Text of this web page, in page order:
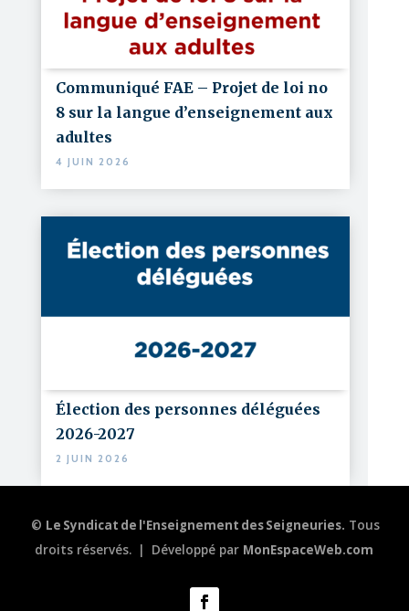
Communiqué FAE – Projet de loi no
8 sur la langue d’enseignement aux
adultes
4 JUIN 2026
Élection des personnes déléguées
2026-2027
2 JUIN 2026
© Le Syndicat de l'Enseignement des Seigneuries. Tous
droits réservés.
Développé par MonEspaceWeb.com